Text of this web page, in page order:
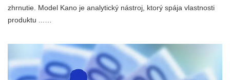
zhrnutie. Model Kano je analytický nástroj, ktorý spája vlastnosti
produktu ...…